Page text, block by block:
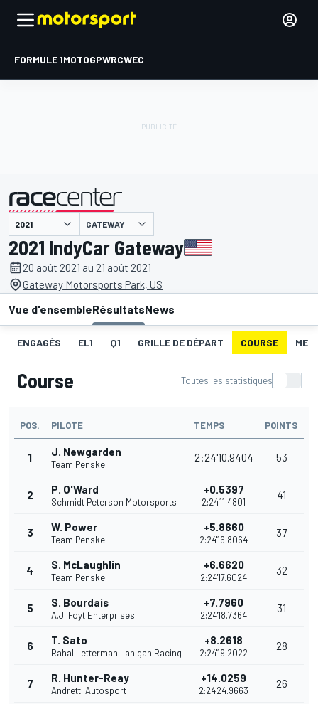
FORMULE 1MOTOGPWRCWEC
présenté par GATEWAY
2021 IndyCar Gateway
20 août 2021 au 21 août 2021
Gateway Motorsports Park, US
Vue d'ensembleRésultatsNews
ENGAGÉS EL1 Q1 GRILLE DE DÉPART COURSE
Course Toutes les statistiques
POS. PILOTE TEMPS POINTS
1 J. Newgarden
Team Penske
2:24'10.9404 53
2 P. O'Ward
Schmidt Peterson Motorsports
+0.5397
2:24'11.4801
41
3 W. Power
Team Penske
+5.8660
2:24'16.8064
37
4 S. McLaughlin
Team Penske
+6.6620
2:24'17.6024
32
5 S. Bourdais
A.J. Foyt Enterprises
+7.7960
2:24'18.7364
31
6 T. Sato
Rahal Letterman Lanigan Racing
+8.2618
2:24'19.2022
28
7 R. Hunter-Reay
Andretti Autosport
+14.0259
2:24'24.9663
26